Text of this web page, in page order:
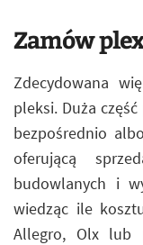
Zamów
Zdecydowana
pleksi. Duża
bezpośrednio
oferującą
budowlanych i
wiedząc ile
Allegro, Olx lub